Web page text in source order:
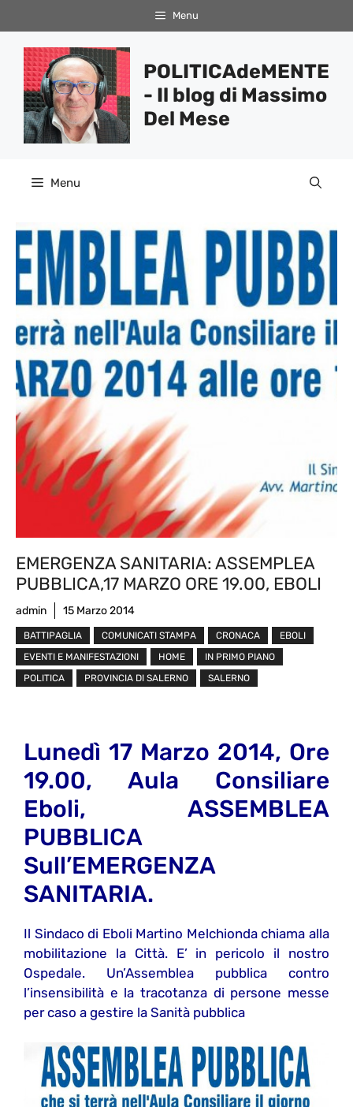
al
contenuto
Menu
POLITICAdeMENTE
- Il blog di Massimo
Del Mese
Menu
EMERGENZA SANITARIA: ASSEMPLEA
PUBBLICA,17 MARZO ORE 19.00, EBOLI
admin 15 Marzo 2014
BATTIPAGLIA COMUNICATI STAMPA CRONACA
EBOLI
EVENTI E MANIFESTAZIONI
HOME
IN PRIMO PIANO
POLITICA
PROVINCIA DI SALERNO SALERNO
Lunedì 17 Marzo 2014, Ore
19.00, Aula Consiliare
Eboli, ASSEMBLEA
PUBBLICA
Sull’EMERGENZA
SANITARIA.
Il Sindaco di Eboli Martino Melchionda chiama alla
mobilitazione la Città. E’ in pericolo il nostro
Ospedale. Un’Assemblea pubblica contro
l’insensibilità e la tracotanza di persone messe
per caso a gestire la Sanità pubblica